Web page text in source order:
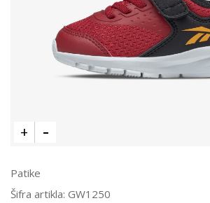
Patike
Šifra artikla: GW1250